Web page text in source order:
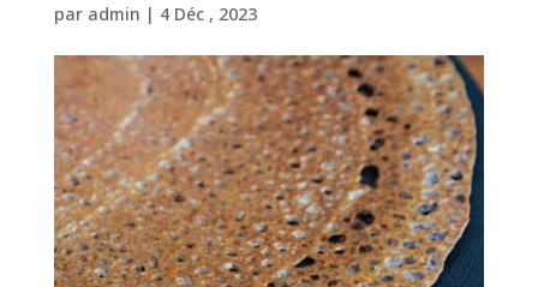
par admin | 4 Déc , 2023